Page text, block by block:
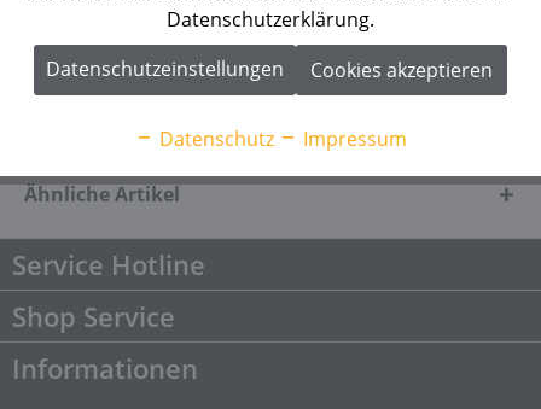
TX 40 Kopfform: Tellerkopf Länge...mehr
Downloads 1
Downloads
Ähnliche Artikel
Service Hotline
Shop Service
Informationen
Datenschutzerklärung.
Datenschutzeinstellungen
Cookies akzeptieren
Datenschutz Impressum